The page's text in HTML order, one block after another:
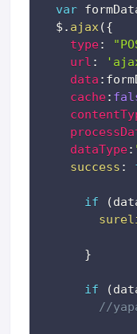
var
  $
. ajax({
type:
url :
data :
cache:
dataType:
success :
if (
}
if (
//